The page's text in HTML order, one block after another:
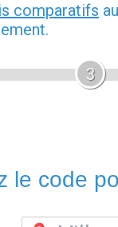
comparatifs
3
le code